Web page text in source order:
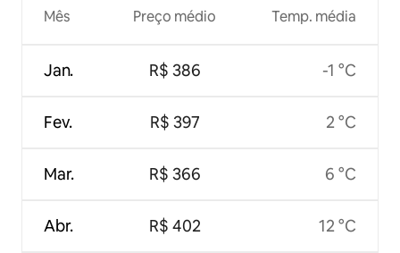
Mês
Jan.
Fev.
Mar.
Abr.
Preço médio
R$ 386
R$ 397
R$ 366
R$ 402
Temp. média
-1 °C
2 °C
6 °C
12 °C